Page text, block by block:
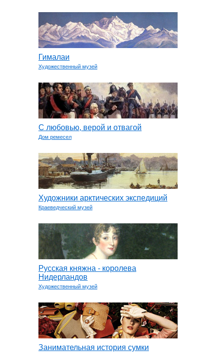
Гималаи
Художественный музей
С любовью, верой и отвагой
Дом ремесел
Художники арктических экспедиций
Краеведческий музей
Русская княжна - королева
Нидерландов
Художественный музей
Занимательная история сумки